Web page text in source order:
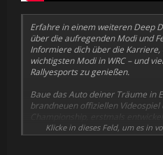
Erfahre in einem weiteren Deep
über die aufregenden Modi und
Informiere dich über die
wichtigsten Modi in WRC – und
Rallyesports zu genießen.
Baue das Auto deiner Träume in
brandneuen offiziellen Videospiel
Championship, erstmals
der DiRT Rally-Reihe. Entwirf
Träume mit dem neuen Builder-
Klicke in dieses Feld, um es in